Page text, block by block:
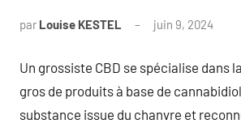
par Louise KESTEL juin 9, 2024
Un grossiste CBD se spécialise dans
gros de produits à base de
substance issue du chanvre et